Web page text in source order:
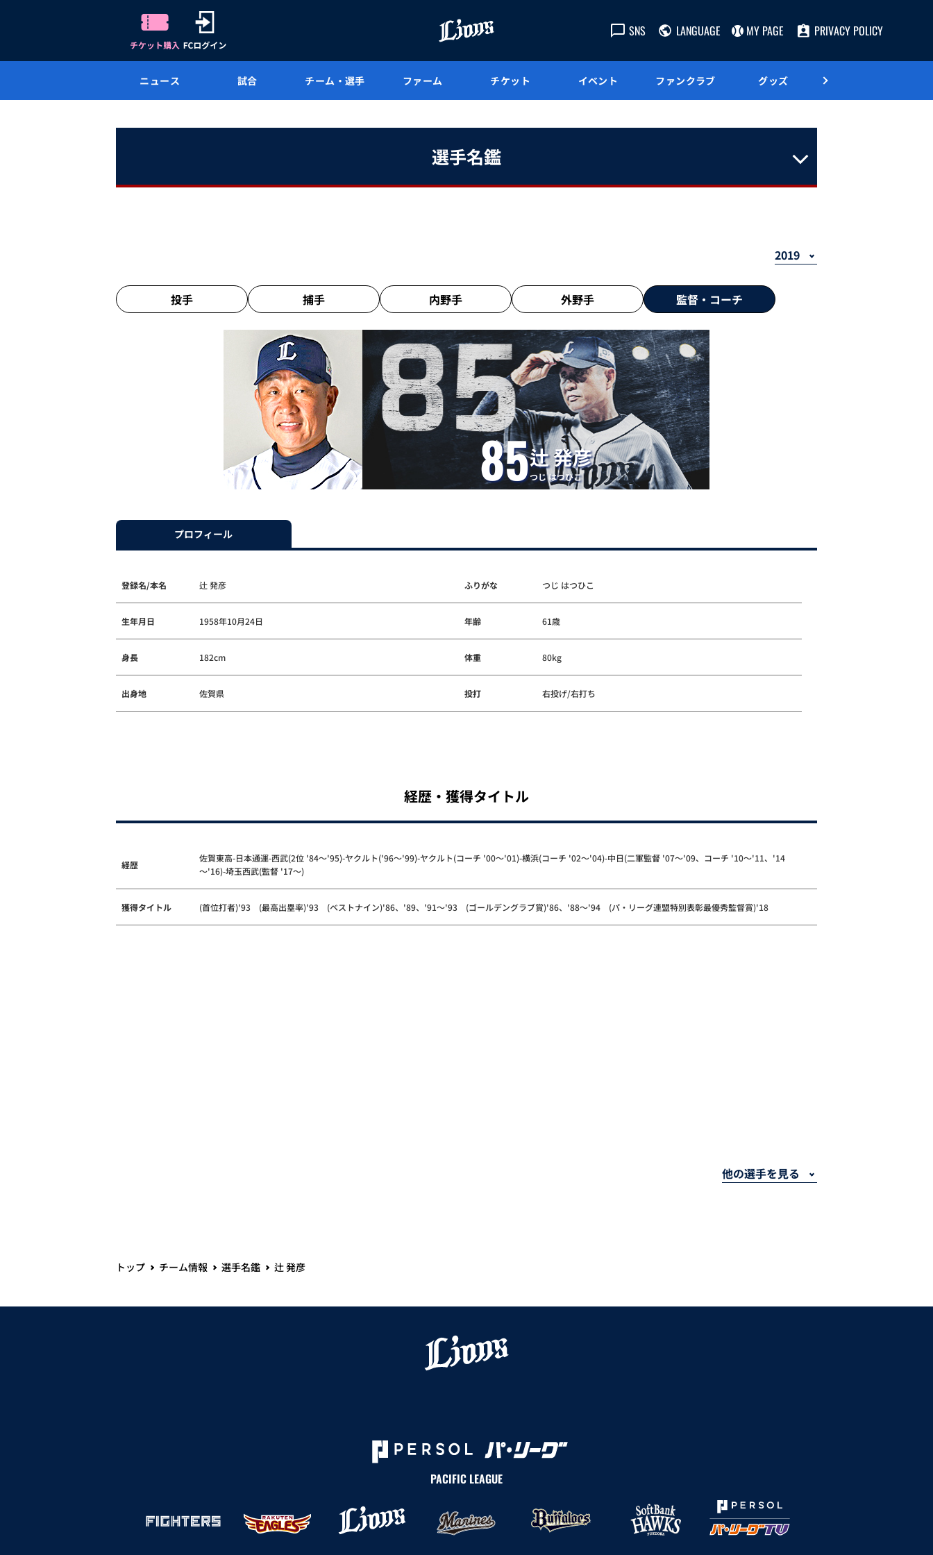
SNS LANGUAGE MY PAGE PRIVACY POLICY
ニュース 試合 チーム・選手 ファーム チケット イベント ファンクラブ グッズ
選手名鑑
投手 捕手 内野手 外野手 監督・ コーチ
85辻 発彦
つじ はつひこ
プロフィール
登録名/本名 辻 発彦 ふりがな つじ はつひこ
生年月日 1958年10月24日 年齢 61歳
身長 182cm 体重 80kg
出身地 佐賀県 投打 右投げ/右打ち
経歴・獲得タイトル
経歴
佐賀東高-日本通運-西武(2位 '84～'95)-ヤクルト('96～'99)-ヤクルト(コーチ '00～'01)-横浜(コーチ '02～'04)-中日(二軍監督 '07～'09、コーチ '10～'11、'14
～'16)-埼玉西武(監督 '17～)
獲得タイトル (首位打者)'93 (最高出塁率)'93 (ベストナイン)'86、'89、'91～'93 (ゴールデングラブ賞)'86、'88～'94 (パ・リーグ連盟特別表彰最優秀監督賞)'18
トップ チーム情報 選手名鑑 辻 発彦
PACIFIC LEAGUE